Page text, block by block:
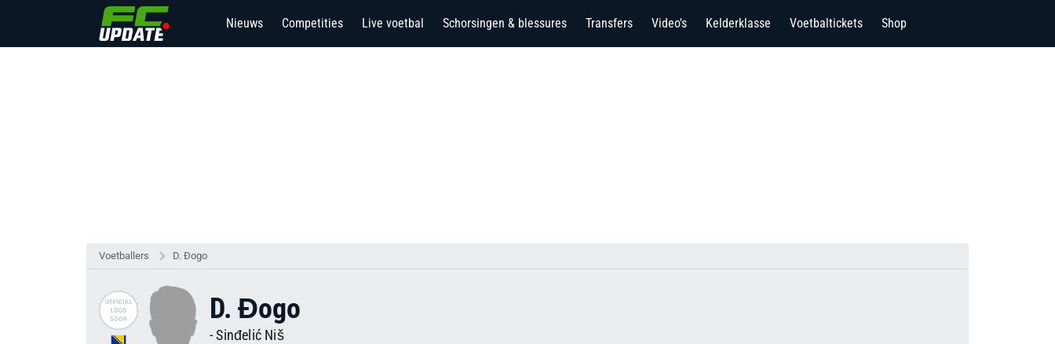
Nieuws Competities Live voetbal Schorsingen & blessures Transfers Video's Kelderklasse Voetbaltickets Shop
Voetballers D. Đogo
D. Đogo
-Sinđelić Niš